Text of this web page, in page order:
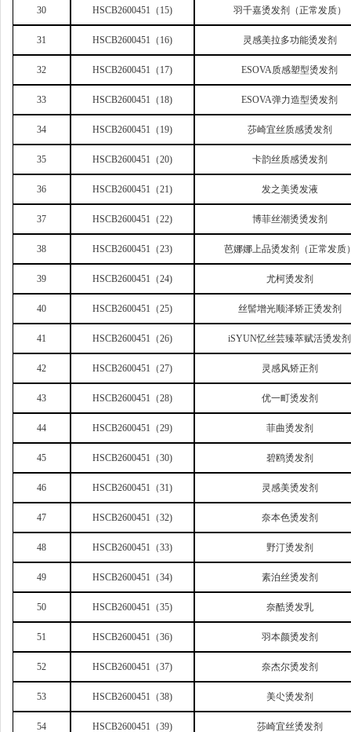
30 HSCB2600451 （15) 羽千嘉烫发剂（正常发质）
31 HSCB2600451 （16) 灵感美拉多功能烫发剂
32 HSCB2600451 （17) ESOVA质感塑型烫发剂
33 HSCB2600451 （18) ESOVA弹力造型烫发剂
34 HSCB2600451 （19) 莎崎宜丝质感烫发剂
35 HSCB2600451 （20) 卡韵丝质感烫发剂
36 HSCB2600451 （21) 发之美烫发液
37 HSCB2600451 （22) 博菲丝潮烫烫发剂
38 HSCB2600451 （23) 芭娜娜上品烫发剂（正常发质
39 HSCB2600451 （24) 尤柯烫发剂
40 HSCB2600451 （25) 丝髻增光顺泽矫正烫发剂
41 HSCB2600451 （26) iSYUN忆丝芸臻萃赋活烫发剂
42 HSCB2600451 （27) 灵感风矫正剂
43 HSCB2600451 （28) 优一町烫发剂
44 HSCB2600451 （29) 菲曲烫发剂
45 HSCB2600451 （30) 碧鸥烫发剂
46 HSCB2600451 （31) 灵感美烫发剂
47 HSCB2600451 （32) 奈本色烫发剂
48 HSCB2600451 （33) 野汀烫发剂
49 HSCB2600451 （34) 素泊丝烫发剂
50 HSCB2600451 （35) 奈酷烫发乳
51 HSCB2600451 （36) 羽本颜烫发剂
52 HSCB2600451 （37) 奈杰尔烫发剂
53 HSCB2600451 （38) 美尐烫发剂
54 HSCB2600451 （39) 莎崎宜丝烫发剂